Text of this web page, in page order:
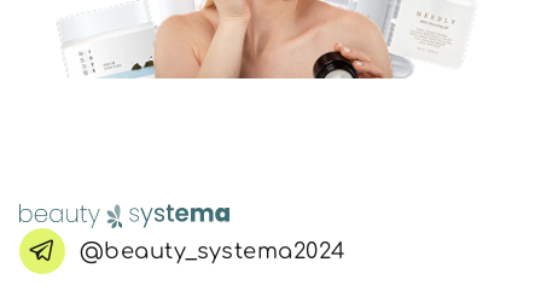
@beauty_systema2024